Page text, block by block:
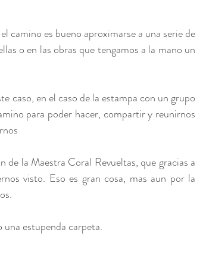
camino es bueno aproximarse a una serie de
o en las obras que tengamos a la mano un
caso, en el caso de la estampa con un grupo
para poder hacer, compartir y reunirnos
la Maestra Coral Revueltas, que gracias a
visto. Eso es gran cosa, mas aun por la
una estupenda carpeta.